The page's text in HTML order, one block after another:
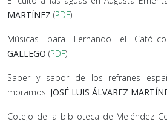
MARTÍNEZ (PDF)
Músicas para Fernando el
GALLEGO (PDF)
Saber y sabor de los refranes
moramos. JOSÉ LUIS ÁLVAREZ
Cotejo de la biblioteca de Meléndez